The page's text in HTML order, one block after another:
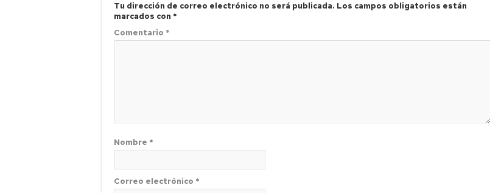
Tu dirección de correo electrónico no será publicada. Los campos obligatorios están
marcados con *
Comentario *
Nombre *
Correo electrónico *